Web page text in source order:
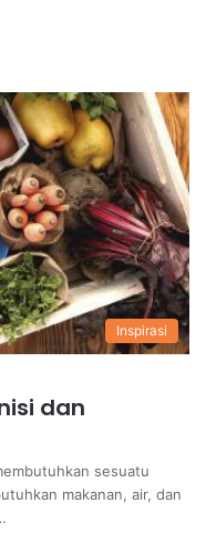
Inspirasi
dan
sesuatu
makanan, air, dan